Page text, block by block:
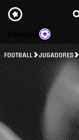
FOOTBALL JUGADORES